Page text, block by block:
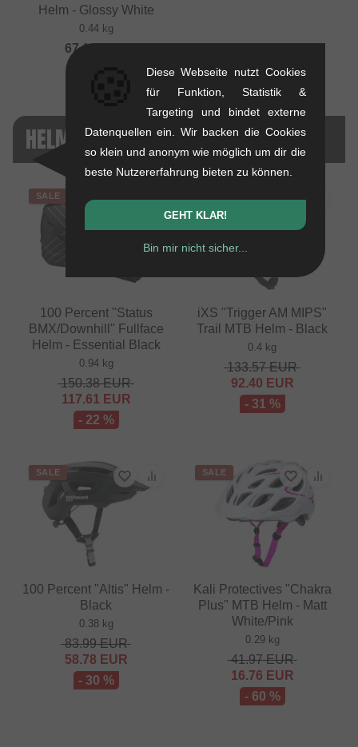
Helm - Glossy White
0.44 kg
67.18
HELME + CO. - SALE
SALE
100 Percent "Status
BMX/Downhill" Fullface
Helm - Essential Black
0.94 kg
150.38EUR
117.61 EUR
- 22 %
iXS "Trigger AM MIPS"
Trail MTB Helm - Black
0.4 kg
133.57EUR
92.40 EUR
- 31 %
SALE
100 Percent "Altis" Helm -
Black
0.38 kg
83.99EUR
58.78 EUR
- 30 %
SALE
Kali Protectives "Chakra
Plus" MTB Helm - Matt
White/Pink
0.29 kg
41.97EUR
16.76 EUR
- 60 %
Diese Webseite nutzt Cookies
für Funktion, Statistik &
Targeting und bindet externe
Datenquellen ein. Wir backen die Cookies
so klein und anonym wie möglich um dir die
beste Nutzererfahrung bieten zu können.
GEHT KLAR!
Bin mir nicht sicher...